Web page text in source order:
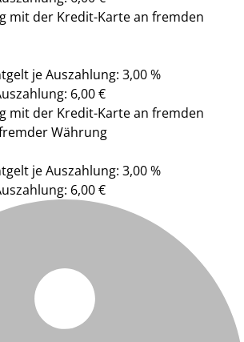
mit der Kredit-Karte an fremden
je Auszahlung: 3,00 %
6,00 €
mit der Kredit-Karte an fremden
Währung
je Auszahlung: 3,00 %
6,00 €